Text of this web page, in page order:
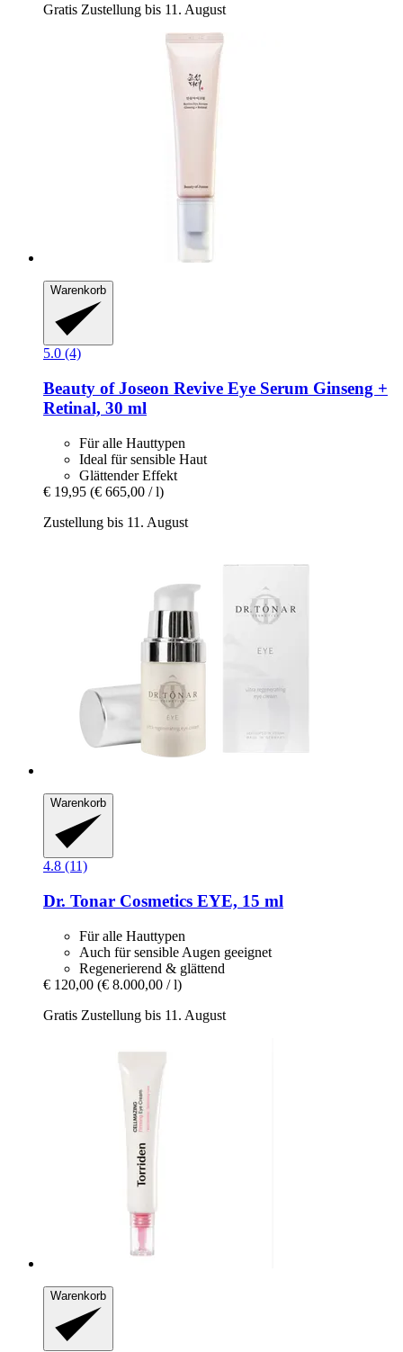
Gratis Zustellung bis 11. August
Warenkorb
5.0 (4)
Beauty of Joseon Revive Eye Serum Ginseng +
Retinal, 30 ml
Für alle Hauttypen
Ideal für sensible Haut
Glättender Effekt
€ 19,95 (€ 665,00 / l)
Zustellung bis 11. August
Warenkorb
4.8 (11)
Dr. Tonar Cosmetics EYE, 15 ml
Für alle Hauttypen
Auch für sensible Augen geeignet
Regenerierend & glättend
€ 120,00 (€ 8.000,00 / l)
Gratis Zustellung bis 11. August
Warenkorb